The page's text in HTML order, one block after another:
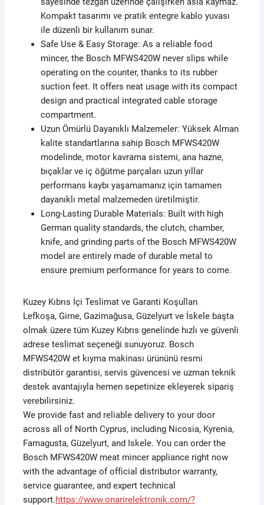
Kompakt tasarımı ve pratik entegre kablo yuvası
ile düzenli bir kullanım sunar.
Safe Use & Easy Storage: As a reliable food
mincer, the Bosch MFWS420W never slips while
operating on the counter, thanks to its rubber
suction feet. It offers neat usage with its compact
design and practical integrated cable storage
compartment.
Uzun Ömürlü Dayanıklı Malzemeler: Yüksek Alman
kalite standartlarına sahip Bosch MFWS420W
modelinde, motor kavrama sistemi, ana hazne,
bıçaklar ve iç öğütme parçaları uzun yıllar
performans kaybı yaşamamanız için tamamen
dayanıklı metal malzemeden üretilmiştir.
Long-Lasting Durable Materials: Built with high
German quality standards, the clutch, chamber,
knife, and grinding parts of the Bosch MFWS420W
model are entirely made of durable metal to
ensure premium performance for years to come.
Kuzey Kıbrıs İçi Teslimat ve Garanti Koşulları
Lefkoşa, Girne, Gazimağusa, Güzelyurt ve İskele başta
olmak üzere tüm Kuzey Kıbrıs genelinde hızlı ve güvenli
adrese teslimat seçeneği sunuyoruz. Bosch
MFWS420W et kıyma makinası ürününü resmi
distribütör garantisi, servis güvencesi ve uzman teknik
destek avantajıyla hemen sepetinize ekleyerek sipariş
verebilirsiniz.
We provide fast and reliable delivery to your door
across all of North Cyprus, including Nicosia, Kyrenia,
Famagusta, Güzelyurt, and Iskele. You can order the
Bosch MFWS420W meat mincer appliance right now
with the advantage of official distributor warranty,
service guarantee, and expert technical
support.https://www.onarirelektronik.com/?